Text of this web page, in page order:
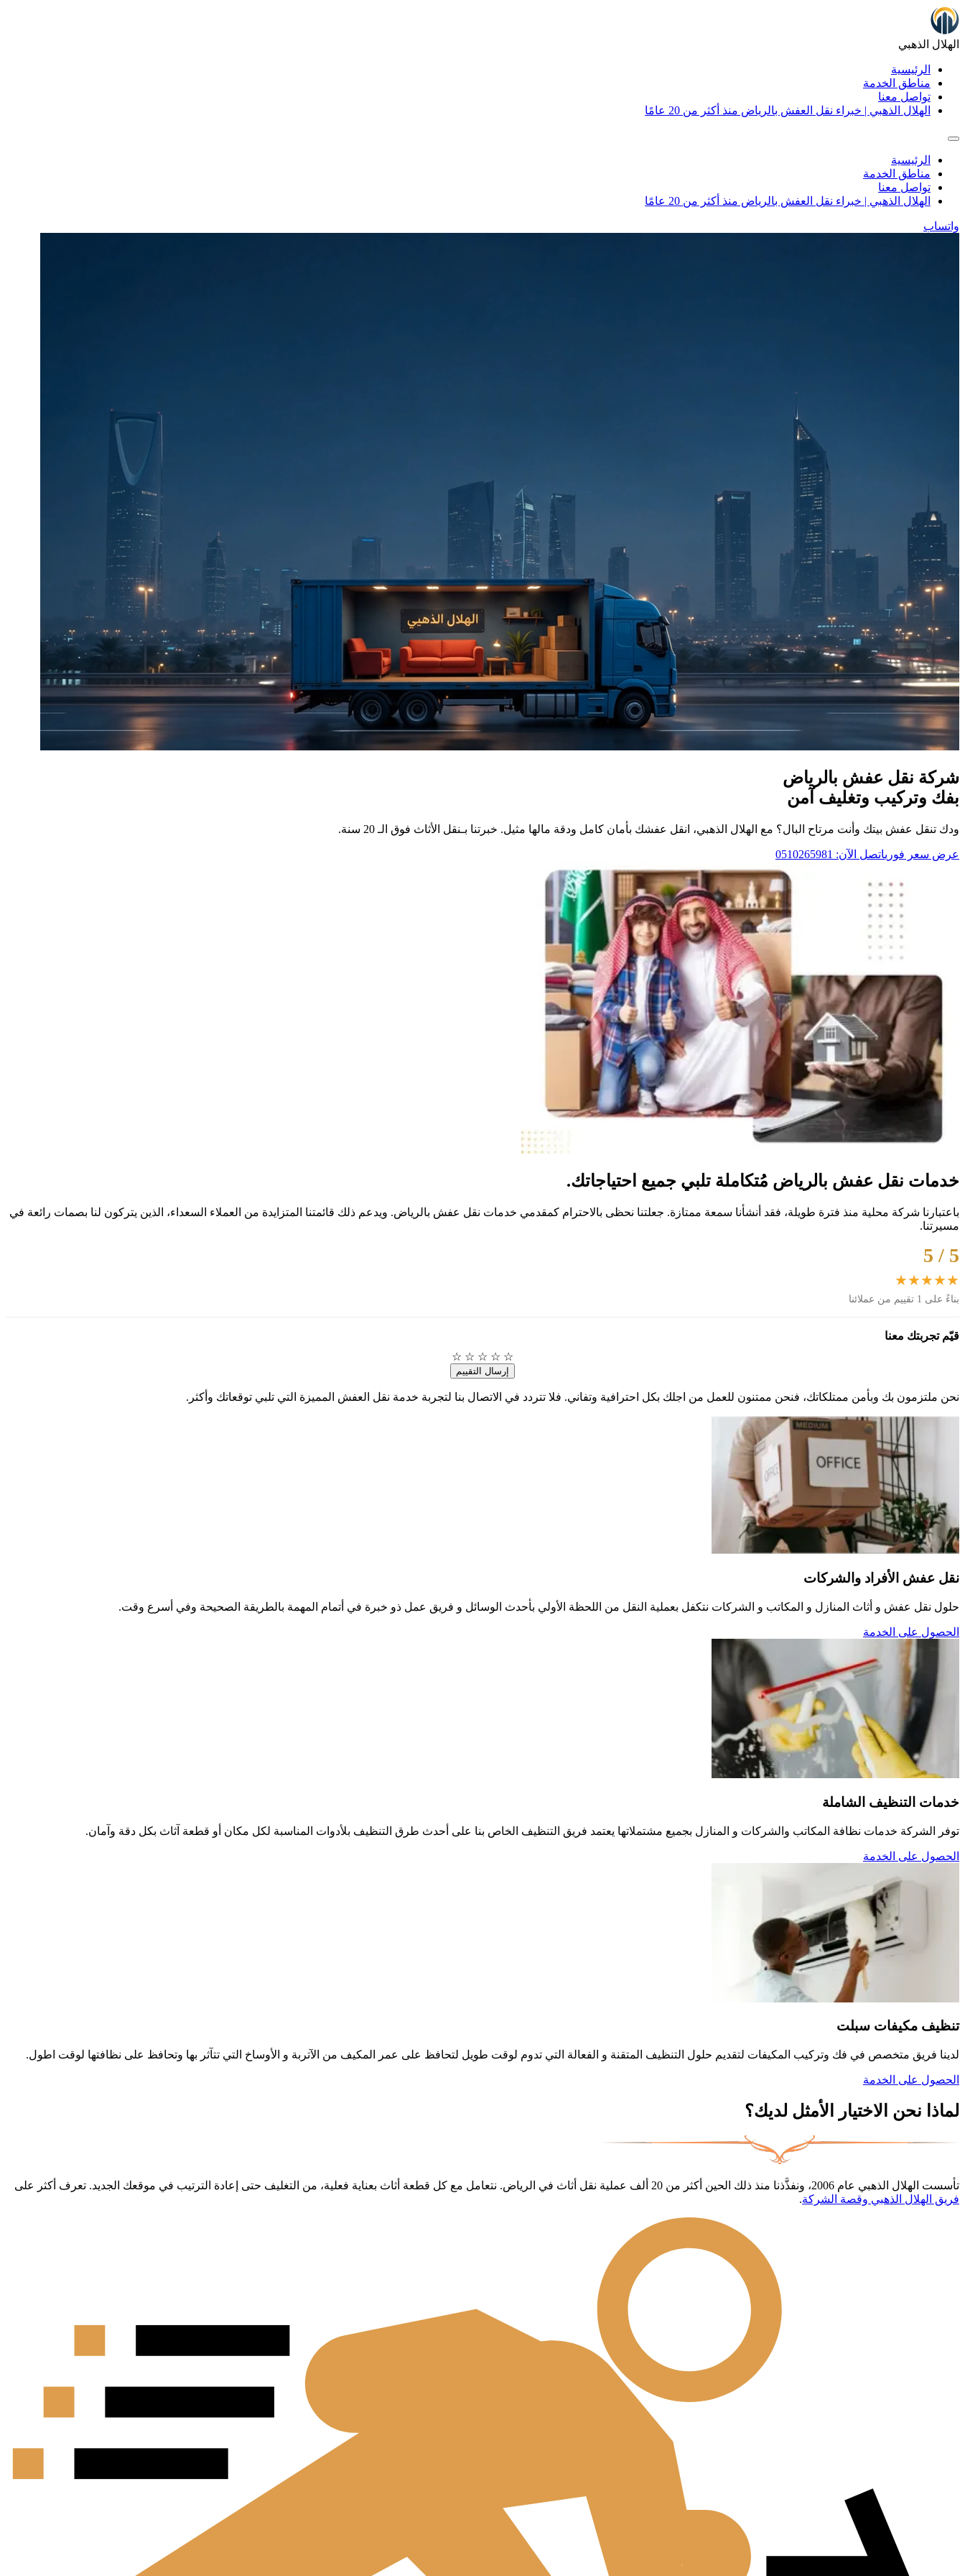
الهلال الذهبي
الرئيسية
مناطق الخدمة
تواصل معنا
الهلال الذهبي | خبراء نقل العفش بالرياض منذ أكثر من 20 عامًا
الرئيسية
مناطق الخدمة
تواصل معنا
الهلال الذهبي | خبراء نقل العفش بالرياض منذ أكثر من 20 عامًا
واتساب
شركة نقل عفش بالرياض
بفك وتركيب وتغليف آمن
ودك تنقل عفش بيتك وأنت مرتاح البال؟ مع الهلال الذهبي، انقل عفشك بأمان كامل ودقة مالها مثيل. خبرتنا بـنقل الأثاث فوق الـ 20 سنة.
عرض سعر فورياتصل الآن: 0510265981
خدمات نقل عفش بالرياض مُتكاملة تلبي جميع احتياجاتك.
باعتبارنا شركة محلية منذ فترة طويلة، فقد أنشأنا سمعة ممتازة. جعلتنا نحظى بالاحترام كمقدمي خدمات نقل عفش بالرياض. ويدعم ذلك قائمتنا المتزايدة من العملاء السعداء، الذين يتركون لنا بصمات رائعة في
مسيرتنا.
5 / 5
★★★★★
بناءً على 1 تقييم من عملائنا
قيّم تجربتك معنا
☆
☆
☆
☆
☆
إرسال التقييم
نحن ملتزمون بك وبأمن ممتلكاتك، فنحن ممتنون للعمل من اجلك بكل احترافية وتفاني. فلا تتردد في الاتصال بنا لتجربة خدمة نقل العفش المميزة التي تلبي توقعاتك وأكثر.
نقل عفش الأفراد والشركات
حلول نقل عفش و أثاث المنازل و المكاتب و الشركات نتكفل بعملية النقل من اللحظة الأولي بأحدث الوسائل و فريق عمل ذو خبرة في أتمام المهمة بالطريقة الصحيحة وفي أسرع وقت.
الحصول على الخدمة
خدمات التنظيف الشاملة
توفر الشركة خدمات نظافة المكاتب والشركات و المنازل بجميع مشتملاتها يعتمد فريق التنظيف الخاص بنا على أحدث طرق التنظيف بلأدوات المناسبة لكل مكان أو قطعة آثاث بكل دقة وآمان.
الحصول على الخدمة
تنظيف مكيفات سبلت
لدينا فريق متخصص في فك وتركيب المكيفات لتقديم حلول التنظيف المتقنة و الفعالة التي تدوم لوقت طويل لتحافظ على عمر المكيف من الآتربة و الأوساخ التي تتآثر بها وتحافظ على نظافتها لوقت اطول.
الحصول على الخدمة
لماذا نحن الاختيار الأمثل لديك؟
تأسست الهلال الذهبي عام 2006، ونفذَّذنا منذ ذلك الحين أكثر من 20 ألف عملية نقل أثاث في الرياض. نتعامل مع كل قطعة أثاث بعناية فعلية، من التغليف حتى إعادة الترتيب في موقعك الجديد. تعرف أكثر على
فريق الهلال الذهبي وقصة الشركة.